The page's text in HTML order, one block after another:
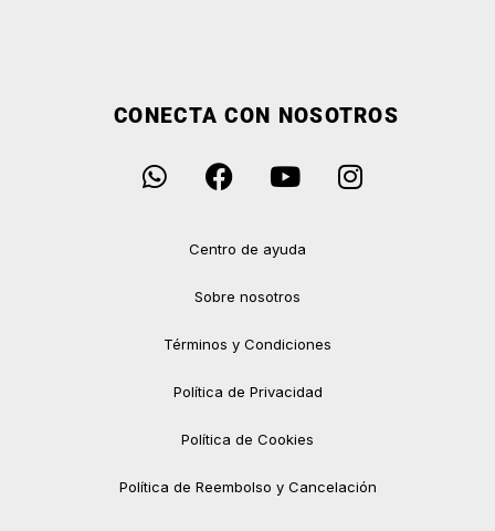
CONECTA CON NOSOTROS
Centro de ayuda
Sobre nosotros
Términos y Condiciones
Política de Privacidad
Política de Cookies
Política de Reembolso y Cancelación